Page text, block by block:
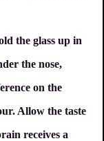
the glass up in
the nose,
on the
Allow the taste
receives a